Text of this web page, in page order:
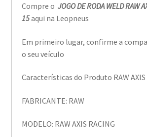
Compre o JOGO DE RODA WELD RAW
15aqui na Leopneus
Em primeiro lugar, confirme a
o seu veículo
Características do Produto RAW AXIS
FABRICANTE: RAW
MODELO: RAW AXIS RACING